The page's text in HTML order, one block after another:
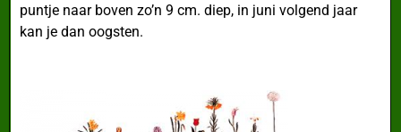
puntje naar boven zo’n 9 cm. diep, in juni volgend jaar
kan je dan oogsten.